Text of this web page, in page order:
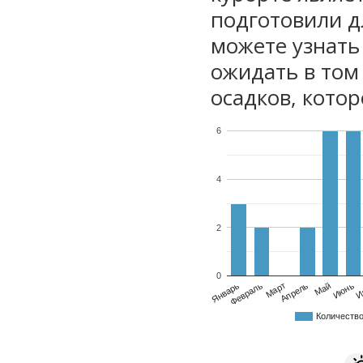
подготовили
можете
ожидать в
осадков,
ЯнварьФевральМартАпрель МайИюнь
0
2
4
6